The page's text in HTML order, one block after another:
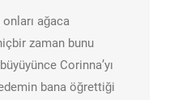
ağaca
zaman bunu
Corinna’yı
bana öğrettiği